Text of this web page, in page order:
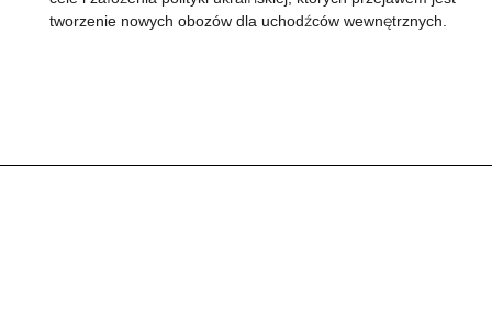
tworzenie nowych obozów dla uchodźców wewnętrznych.